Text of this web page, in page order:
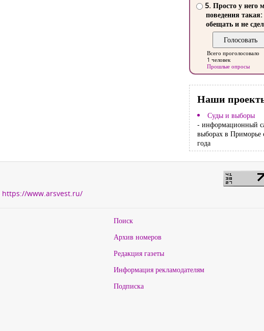
5. Просто у него
поведения такая:
обещать и не
Всего проголосовало
1 человек
Прошлые опросы
Наши
Суды и выборы
- информационный
выборах в Приморье
года
https://www.arsvest.ru/
Поиск
Архив номеров
Редакция газеты
Информация рекламодателям
Подписка